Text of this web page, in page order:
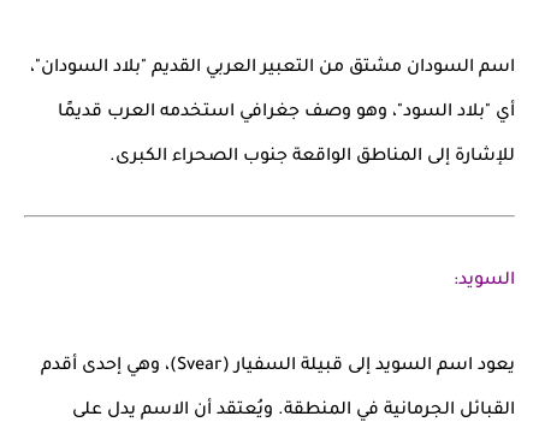
اسم السودان مشتق من التعبير العربي القديم "بلاد السودان"،
أي "بلاد السود"، وهو وصف جغرافي استخدمه العرب قديمًا
للإشارة إلى المناطق الواقعة جنوب الصحراء الكبرى.
السويد:
يعود اسم السويد إلى قبيلة السفيار (Svear) ، وهي إحدى أقدم
القبائل الجرمانية في المنطقة. ويُعتقد أن الاسم يدل على